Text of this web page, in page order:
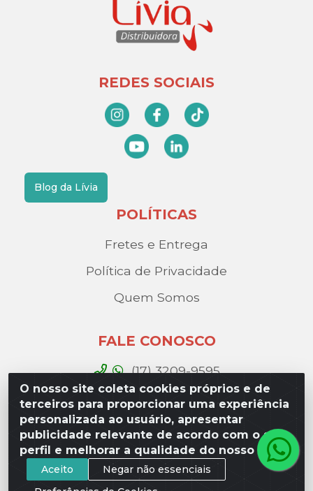
O nosso site coleta cookies próprios e de
terceiros para proporcionar uma experiência
personalizada ao usuário, apresentar
publicidade relevante de acordo com o seu
perfil e melhorar a qualidade do nosso site.
Aceito
Negar não essenciais
REDES SOCIAIS
Blog da Lívia
POLÍTICAS
Fretes e Entrega
Política de Privacidade
Quem Somos
FALE CONOSCO
(17) 3209-9595
contato@liviadistribuidora.com.br
BAIXE NOSSO APP